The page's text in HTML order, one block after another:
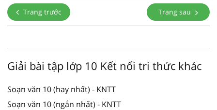
Trang trước Trang sau
Giải bài tập lớp 10 Kết nối tri thức khác
Soạn văn 10 (hay nhất) - KNTT
Soạn văn 10 (ngắn nhất) - KNTT